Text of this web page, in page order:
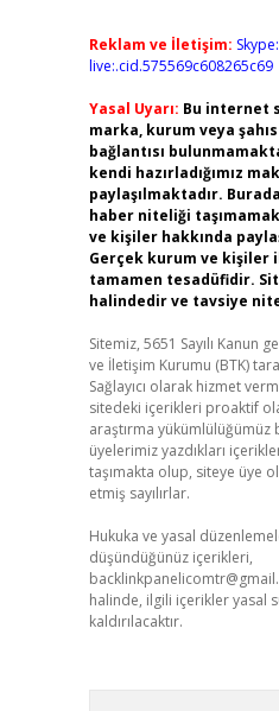
Reklam ve İletişim: Skype:
live:.cid.575569c608265c69
Yasal Uyarı: Bu internet
marka, kurum veya
bağlantısı
kendi hazırladığımız
paylaşılmaktadır.
haber niteliği
ve kişiler hakkında
Gerçek kurum ve
tamamen tesadüfidir.
halindedir ve tavsiye
Sitemiz, 5651 Sayılı Kanun
ve İletişim Kurumu (BTK)
Sağlayıcı olarak hizmet
sitedeki içerikleri proaktif
araştırma yükümlülüğümüz
üyelerimiz yazdıkları
taşımakta olup, siteye üye
etmiş sayılırlar.
Hukuka ve yasal
düşündüğünüz içerikleri,
halinde, ilgili içerikler yasal
kaldırılacaktır.